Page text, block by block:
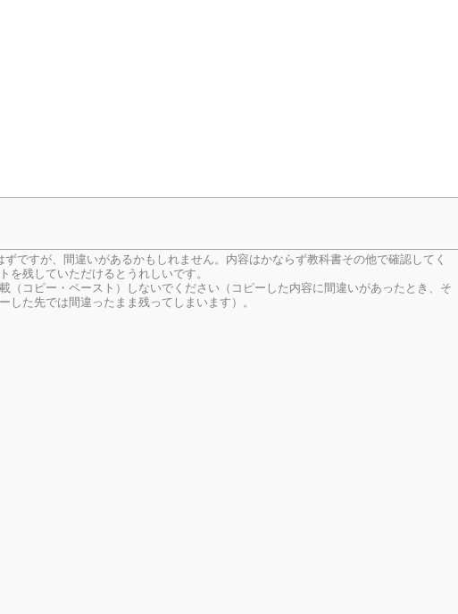
すが、間違いがあるかもしれません。内容はかならず教科書その他で確認してく
を残していただけるとうれしいです。
コピー・ペースト）しないでください（コピーした内容に間違いがあったとき、そ
た先では間違ったまま残ってしまいます）。